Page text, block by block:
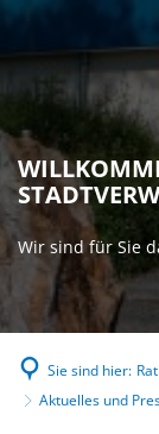
Wir sind für Sie
Sie sind hier:
Aktuelles und